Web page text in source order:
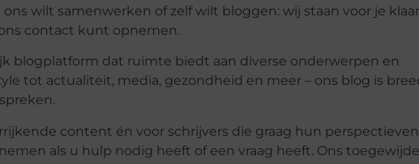
wilt samenwerken of zelf wilt bloggen: wij staan voor je
contact kunt opnemen.
blogplatform dat ruimte biedt aan diverse onderwerpen en
tot actualiteit, media, gezondheid en meer – ons blog is
content én voor schrijvers die graag hun perspectieven
als u hulp nodig heeft of een vraag heeft. Ons toegewijde